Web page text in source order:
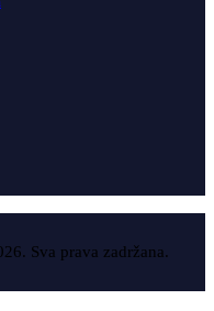
Sva prava zadržana.